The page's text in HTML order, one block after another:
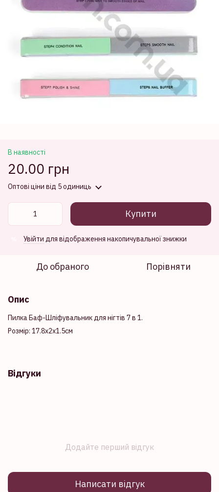
В наявності
20.00 грн
Оптові ціни від 5 одиниць
Купити
Увійти для відображення накопичувальної знижки
До обраного Порівняти
Опис
Пилка Баф-Шліфувальник для нігтів 7 в 1.
Розмір: 17.8х2х1.5см
Відгуки
Додайте перший відгук
Написати відгук